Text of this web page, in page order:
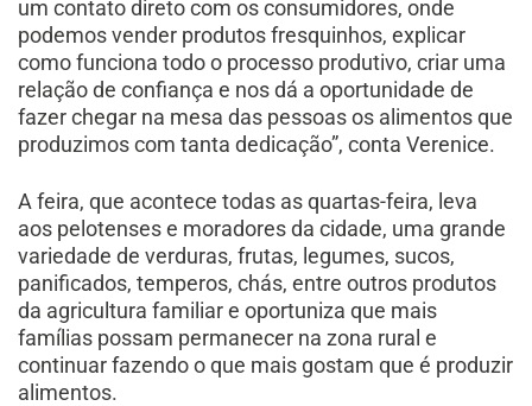
um contato direto com os consumidores, onde
podemos vender produtos fresquinhos, explicar
como funciona todo o processo produtivo, criar uma
relação de confiança e nos dá a oportunidade de
fazer chegar na mesa das pessoas os alimentos que
produzimos com tanta dedicação”, conta Verenice.
A feira, que acontece todas as quartas-feira, leva
aos pelotenses e moradores da cidade, uma grande
variedade de verduras, frutas, legumes, sucos,
panificados, temperos, chás, entre outros produtos
da agricultura familiar e oportuniza que mais
famílias possam permanecer na zona rural e
continuar fazendo o que mais gostam que é produzir
alimentos.